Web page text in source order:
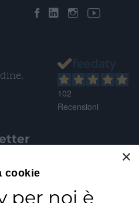
102
Recensioni
×
cookie
per noi è